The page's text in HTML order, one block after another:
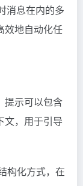
消息在内的多
效地自动化任
提示可以包含
文，用于引导
构化方式，在